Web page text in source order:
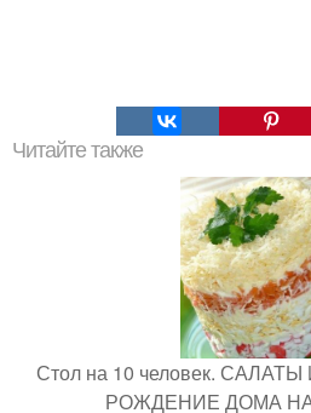
Читайте также
Стол на 10 человек.
РОЖДЕНИЕ ДОМА